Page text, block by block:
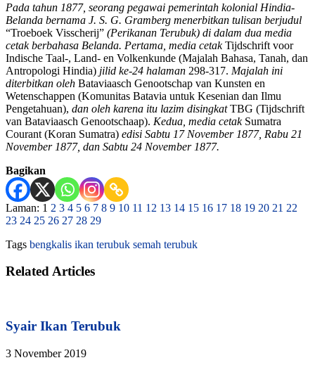
Pada tahun 1877, seorang pegawai pemerintah kolonial Hindia-
Belanda bernama J. S. G. Gramberg menerbitkan tulisan berjudul
“Troeboek Visscherij” (Perikanan Terubuk) di dalam dua media
cetak berbahasa Belanda. Pertama, media cetakTijdschrift voor
Indische Taal-, Land- en Volkenkunde (Majalah Bahasa, Tanah, dan
Antropologi Hindia) jilid ke-24 halaman 298-317. Majalah ini
diterbitkan oleh Bataviaasch Genootschap van Kunsten en
Wetenschappen (Komunitas Batavia untuk Kesenian dan Ilmu
Pengetahuan), dan oleh karena itu lazim disingkatTBG (Tijdschrift
van Bataviaasch Genootschaap). Kedua, media cetak Sumatra
Courant (Koran Sumatra) edisi Sabtu 17 November 1877, Rabu 21
November 1877, dan Sabtu 24 November 1877.
Bagikan
Laman: 1 2 3 4 5 6 7 8 9 10 11 12 13 14 15 16 17 18 19 20 21 22
23 24 25 26 27 28 29
Tags bengkalis ikan terubuk semah terubuk
Related Articles
Syair Ikan Terubuk
3 November 2019